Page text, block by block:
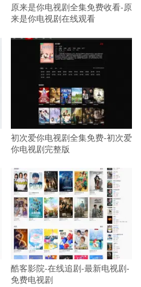
原来是你电视剧全集免费收看-原
来是你电视剧在线观看
初次爱你电视剧全集免费-初次爱
你电视剧完整版
酷客影院-在线追剧-最新电视剧-
免费电视剧